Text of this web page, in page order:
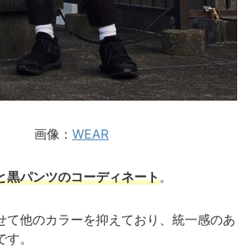
画像： WEAR
黒パンツのコーディネート。
て他のカラーを抑えており、統一感のあ
。